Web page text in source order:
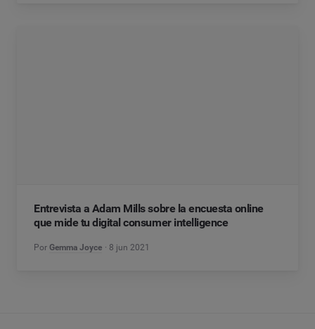
Entrevista a Adam Mills sobre la encuesta online
que mide tu digital consumer intelligence
Por Gemma Joyce 8 jun 2021